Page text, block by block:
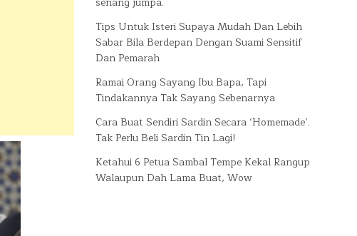
Tips Untuk Isteri Supaya Mudah Dan Lebih
Sabar Bila Berdepan Dengan Suami Sensitif
Dan Pemarah
Ramai Orang Sayang Ibu Bapa, Tapi
Tindakannya Tak Sayang Sebenarnya
Cara Buat Sendiri Sardin Secara ‘Homemade’.
Tak Perlu Beli Sardin Tin Lagi!
Ketahui 6 Petua Sambal Tempe Kekal Rangup
Walaupun Dah Lama Buat, Wow